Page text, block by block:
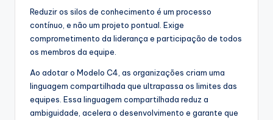
Reduzir os silos de conhecimento é um processo
contínuo, e não um projeto pontual. Exige
comprometimento da liderança e participação de todos
os membros da equipe.
Ao adotar o Modelo C4, as organizações criam uma
linguagem compartilhada que ultrapassa os limites das
equipes. Essa linguagem compartilhada reduz a
ambiguidade, acelera o desenvolvimento e garante que